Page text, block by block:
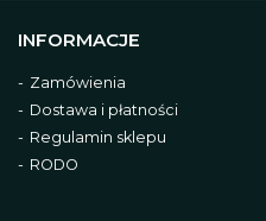
INFORMACJE
Zamówienia
Dostawa i płatności
Regulamin sklepu
RODO